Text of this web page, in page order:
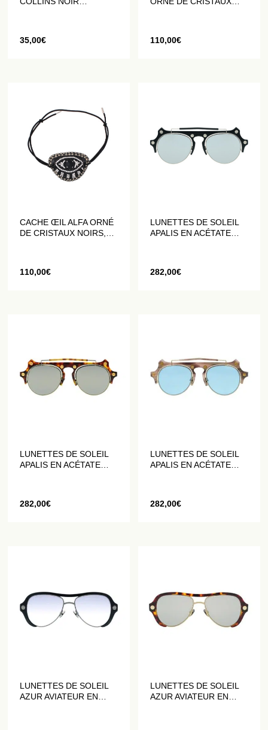
35,00€
110,00€
CACHE ŒIL ALFA ORNÉ
DE CRISTAUX NOIRS,
110,00€
LUNETTES DE SOLEIL
APALIS EN ACÉTATE
282,00€
LUNETTES DE SOLEIL
APALIS EN ACÉTATE
282,00€
LUNETTES DE SOLEIL
APALIS EN ACÉTATE
282,00€
LUNETTES DE SOLEIL
AZUR AVIATEUR EN
LUNETTES DE SOLEIL
AZUR AVIATEUR EN